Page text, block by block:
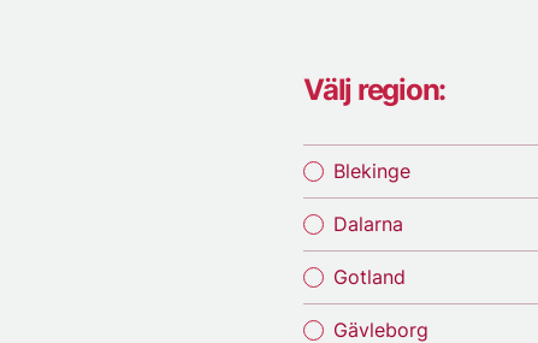
Välj region:
Blekinge
Dalarna
Gotland
Gävleborg